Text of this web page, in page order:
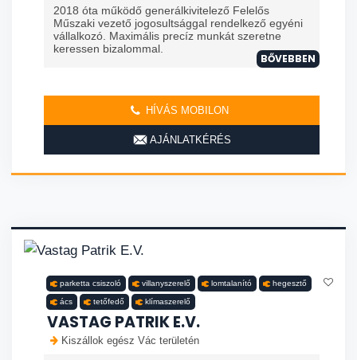
2018 óta működő generálkivitelező Felelős
Műszaki vezető jogosultsággal rendelkező egyéni
vállalkozó. Maximális precíz munkát szeretne
keressen bizalommal.
BŐVEBBEN
HÍVÁS MOBILON
AJÁNLATKÉRÉS
parketta csiszoló villanyszerelő lomtalanító hegesztő
ács tetőfedő klímaszerelő
VASTAG PATRIK E.V.
Kiszállok egész Vác területén